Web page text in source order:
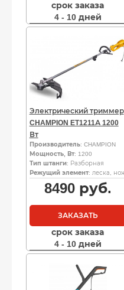
срок заказа
4 - 10 дней
Электрический триммер
CHAMPION ET1211А 1200
Вт
Производитель: CHAMPION
Мощность, Вт: 1200
Тип штанги: Разборная
Режущий элемент: леска,
8490руб.
ЗАКАЗАТЬ
срок заказа
4 - 10 дней